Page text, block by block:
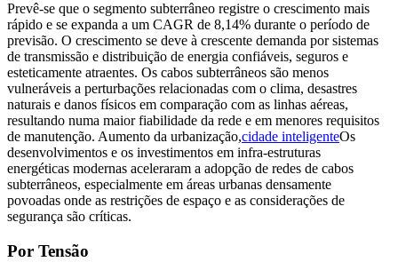
Prevê-se que o segmento subterrâneo registre o crescimento mais
rápido e se expanda a um CAGR de 8,14% durante o período de
previsão. O crescimento se deve à crescente demanda por sistemas
de transmissão e distribuição de energia confiáveis, seguros e
esteticamente atraentes. Os cabos subterrâneos são menos
vulneráveis ​​a perturbações relacionadas com o clima, desastres
naturais e danos físicos em comparação com as linhas aéreas,
resultando numa maior fiabilidade da rede e em menores requisitos
de manutenção. Aumento da urbanização,cidade inteligenteOs
desenvolvimentos e os investimentos em infra-estruturas
energéticas modernas aceleraram a adopção de redes de cabos
subterrâneos, especialmente em áreas urbanas densamente
povoadas onde as restrições de espaço e as considerações de
segurança são críticas.
Por Tensão